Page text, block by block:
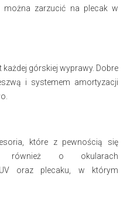
zarzucić na plecak w
górskiej wyprawy. Dobre
i systemem amortyzacji
które z pewnością się
również o okularach
oraz plecaku, w którym